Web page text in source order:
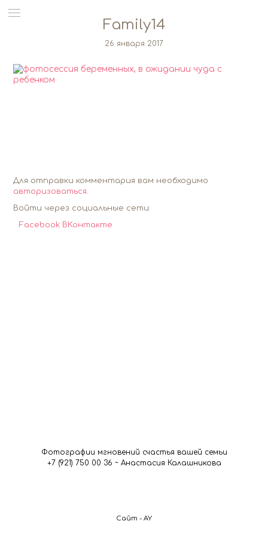
Family14
26 января 2017
Для отправки комментария вам необходимо
авторизоваться.
Войти через социальные сети:
Facebook ВКонтакте
Фотографии мгновений счастья вашей семьи
+7 (921) 750 00 36 ~ Анастасия Калашникова
Сайт - AY